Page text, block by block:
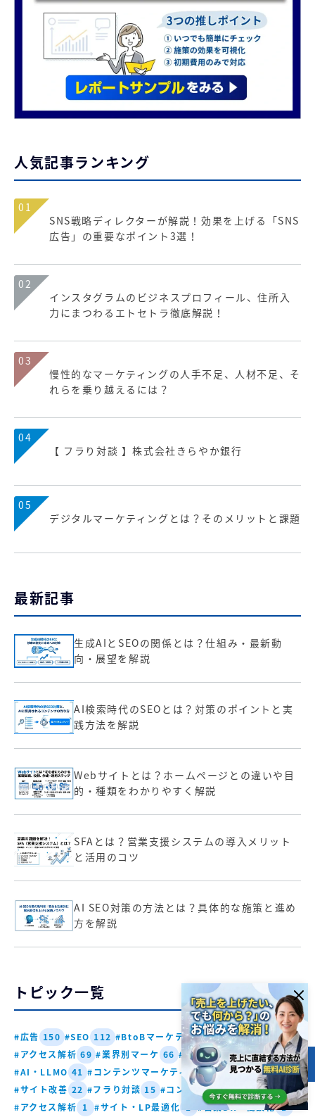
人気記事ランキング
01
SNS戦略ディレクターが解説！効果を上げる「SNS
広告」の重要なポイント3選！
02
インスタグラムのビジネスプロフィール、住所入
力にまつわるエトセトラ徹底解説！
03
慢性的なマーケティングの人手不足、人材不足、そ
れらを乗り越えるには？
04
【 フラり対談 】株式会社きらやか銀行
05
デジタルマーケティングとは？そのメリットと課題
最新記事
生成AIとSEOの関係とは？仕組み・最新動
向・展望を解説
AI検索時代のSEOとは？対策のポイントと実
践方法を解説
Webサイトとは？ホームページとの違いや目
的・種類をわかりやすく解説
SFAとは？営業支援システムの導入メリット
と活用のコツ
AI SEO対策の方法とは？具体的な施策と進め
方を解説
トピック一覧
#広告 150 #SEO 112 #BtoBマーケティング 94
#アクセス解析 69 #業界別マーケ 66 #MA・CRM 48
#AI・LLMO 41 #コンテンツマーケティング 34 #Web制作 31
#サイト改善 22 #フラり対談 15 #コンテンツ・SEO 4
#アクセス解析 1 #サイト・LP最適化 1 #営業DX・商談化 1
目次